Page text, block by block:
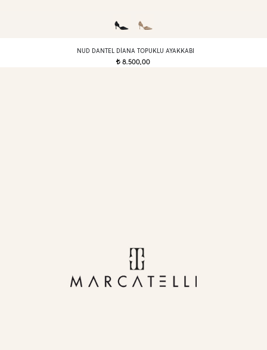
NUD DANTEL DIANA TOPUKLU AYAKKABI
t8.500,00